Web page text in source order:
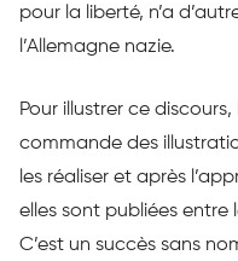
pour la liberté, n’a
l’Allemagne nazie.
Pour illustrer ce
commande des
les réaliser et après
elles sont publiées entre
C’est un succès sans